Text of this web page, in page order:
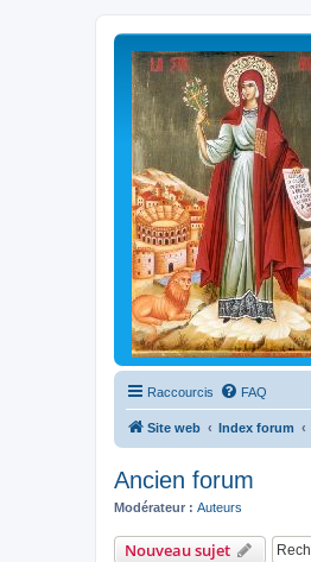
Raccourcis FAQ
Site web Index forum
Ancien forum
Modérateur : Auteurs
Nouveau sujet